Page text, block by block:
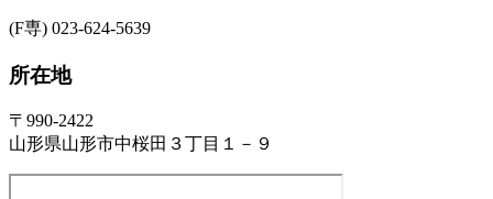
(F専) 023-624-5639
所在地
〒990-2422
山形県山形市中桜田３丁目１－９